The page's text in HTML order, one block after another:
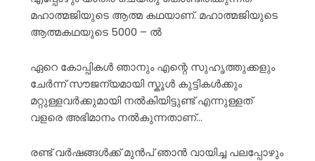
മഹാത്മജിയുടെ ആത്മ കഥയാണ്. മഹാത്മജിയുടെ
ആത്മകഥയുടെ 5000 – ൽ
ഏറെ കോപ്പികൾ ഞാനും എന്റെ സുഹൃത്തുക്കളും
ചേർന്ന് സൗജന്യമായി സ്കൂൾ കുട്ടികൾക്കും
മറ്റുള്ളവർക്കുമായി നൽകിയിട്ടുണ്ട് എന്നുള്ളത്
വളരെ അഭിമാനം നൽകുന്നതാണ്…
രണ്ട് വർഷങ്ങൾക്ക് മുൻപ് ഞാൻ വായിച്ച പലപ്പോഴും